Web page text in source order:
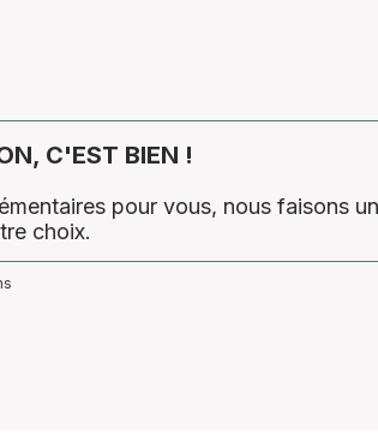
C'EST BIEN !
pour vous, nous faisons
choix.